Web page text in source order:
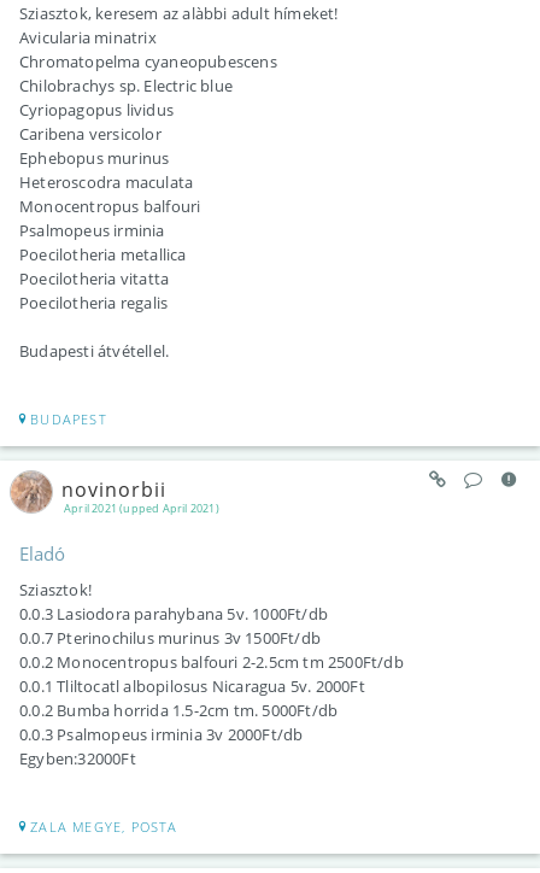
Sziasztok, keresem az alàbbi adult hímeket!
Avicularia minatrix
Chromatopelma cyaneopubescens
Chilobrachys sp. Electric blue
Cyriopagopus lividus
Caribena versicolor
Ephebopus murinus
Heteroscodra maculata
Monocentropus balfouri
Psalmopeus irminia
Poecilotheria metallica
Poecilotheria vitatta
Poecilotheria regalis
Budapesti átvétellel.
BUDAPEST
April 2021 (upped April 2021)
novinorbii
Eladó
Sziasztok!
0.0.3 Lasiodora parahybana 5v. 1000Ft/db
0.0.7 Pterinochilus murinus 3v 1500Ft/db
0.0.2 Monocentropus balfouri 2-2.5cm tm 2500Ft/db
0.0.1 Tliltocatl albopilosus Nicaragua 5v. 2000Ft
0.0.2 Bumba horrida 1.5-2cm tm. 5000Ft/db
0.0.3 Psalmopeus irminia 3v 2000Ft/db
Egyben:32000Ft
ZALA MEGYE, POSTA